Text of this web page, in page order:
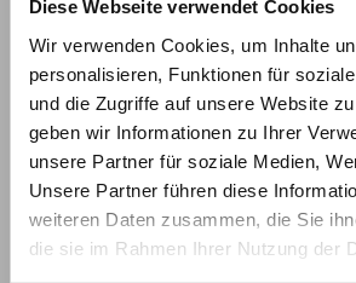
Diese Webseite verwendet Cookies
Wir verwenden Cookies, um Inhalte
personalisieren, Funktionen für
und die Zugriffe auf unsere Website
geben wir Informationen zu Ihrer
unsere Partner für soziale Medien,
Unsere Partner führen diese
weiteren Daten zusammen, die Sie
die sie im Rahmen Ihrer Nutzung der
existenzbedrohende Folgen haben.
Fakt ist: Ab dem 25. Mai 2018 gilt
Die zuständigen Aufsichtsbehörden
Umsetzung in den Betrieben zu
Aufgabe werden sie sicherlich
dann, wenn bspw. sensibilisierte
Fitnessstudiovertrag rauskommen
Medienrummels um die neue DSGVO
etwaige Datenschutzverstöße bei den